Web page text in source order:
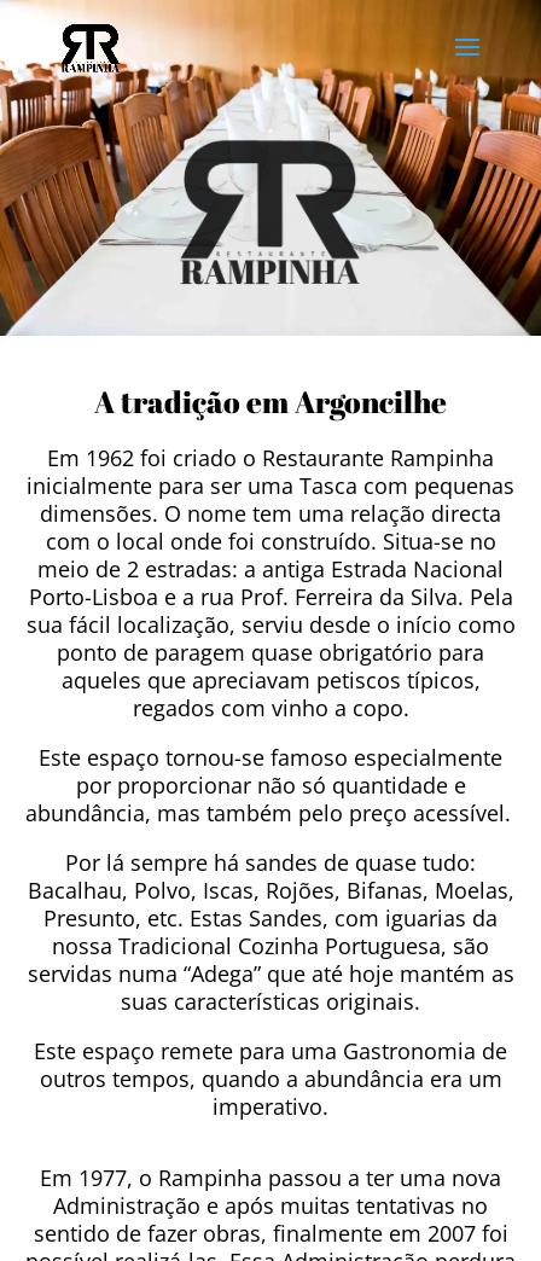
A tradição em Argoncilhe
Em 1962 foi criado o Restaurante Rampinha
inicialmente para ser uma Tasca com pequenas
dimensões. O nome tem uma relação directa
com o local onde foi construído. Situa-se no
meio de 2 estradas: a antiga Estrada Nacional
Porto-Lisboa e a rua Prof. Ferreira da Silva. Pela
sua fácil localização, serviu desde o início como
ponto de paragem quase obrigatório para
aqueles que apreciavam petiscos típicos,
regados com vinho a copo.
Este espaço tornou-se famoso especialmente
por proporcionar não só quantidade e
abundância, mas também pelo preço acessível.
Por lá sempre há sandes de quase tudo:
Bacalhau, Polvo, Iscas, Rojões, Bifanas, Moelas,
Presunto, etc. Estas Sandes, com iguarias da
nossa Tradicional Cozinha Portuguesa, são
servidas numa “Adega” que até hoje mantém as
suas características originais.
Este espaço remete para uma Gastronomia de
outros tempos, quando a abundância era um
imperativo.
Em 1977, o Rampinha passou a ter uma nova
Administração e após muitas tentativas no
sentido de fazer obras, finalmente em 2007 foi